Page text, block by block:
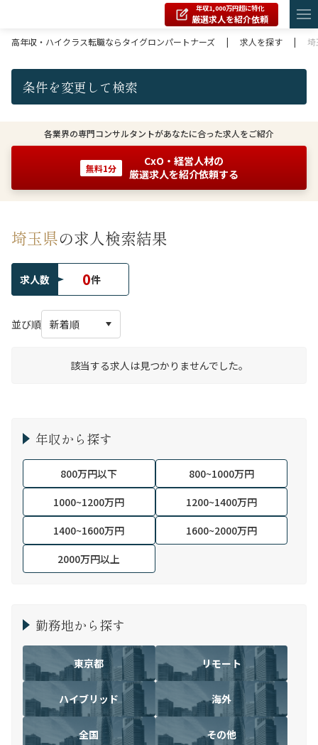
年収1,000万円超に特化
厳選求人を紹介依頼
高年収・ハイクラス転職ならタイグロンパートナーズ
| 求人を探す | 埼
条件を変更して検索
各業界の専門コンサルタントがあなたに合った求人をご紹介
無料1分
CxO・経営人材の
厳選求人を紹介依頼する
埼玉県の求人検索結果
求人数 0件
並び順
該当する求人は見つかりませんでした。
年収から探す
800万円以下
800~1000万円
1000~1200万円
1200~1400万円
1400~1600万円
1600~2000万円
2000万円以上
勤務地から探す
東京都 リモート
ハイブリッド 海外
全国 その他